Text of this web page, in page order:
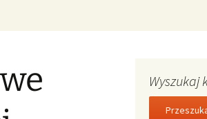
geograficzne Wyszukaj